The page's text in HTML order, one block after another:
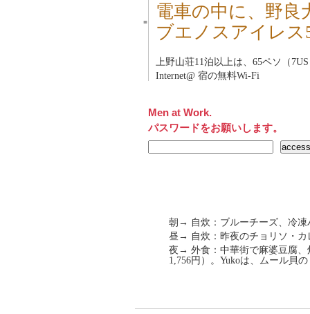
■
電車の中に、野良
ブエノスアイレ
上野山荘11泊以上は、65ペソ（
Internet@ 宿の無料Wi-Fi
Men at Work.
パスワードをお願いします。
朝→ 自炊：ブルーチーズ、冷凍
昼→ 自炊：昨夜のチョリソ・カ
夜→ 外食：中華街で麻婆豆腐、
1,756円）。Yukoは、ムール貝